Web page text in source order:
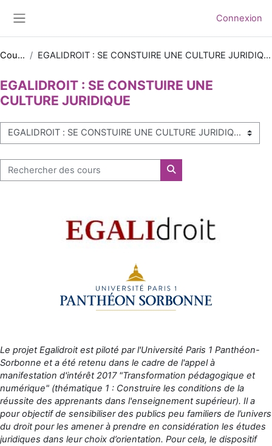
Connexion
Cours EGALIDROIT : SE CONSTUIRE UNE CULTURE JURIDIQUE
EGALIDROIT : SE CONSTUIRE UNE
CULTURE JURIDIQUE
Catégories de cours
Rechercher des cours
Rechercher des cours
Le projet Egalidroit est piloté par l'Université Paris 1 Panthéon-
Sorbonne et a été retenu dans le cadre de l'appel à
manifestation d'intérêt 2017 "Transformation pédagogique et
numérique" (thématique 1 : Construire les conditions de la
réussite des apprenants dans l'enseignement supérieur). Il a
pour objectif de sensibiliser des publics peu familiers de l’univers
du droit pour les amener à prendre en considération les études
juridiques dans leur choix d’orientation. Pour cela, le dispositif